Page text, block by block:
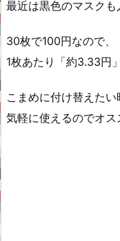
最近は黒色のマスクも
30枚で100円なので、
1枚あたり「約3.33円
こまめに付け替えたい
気軽に使えるのでオス